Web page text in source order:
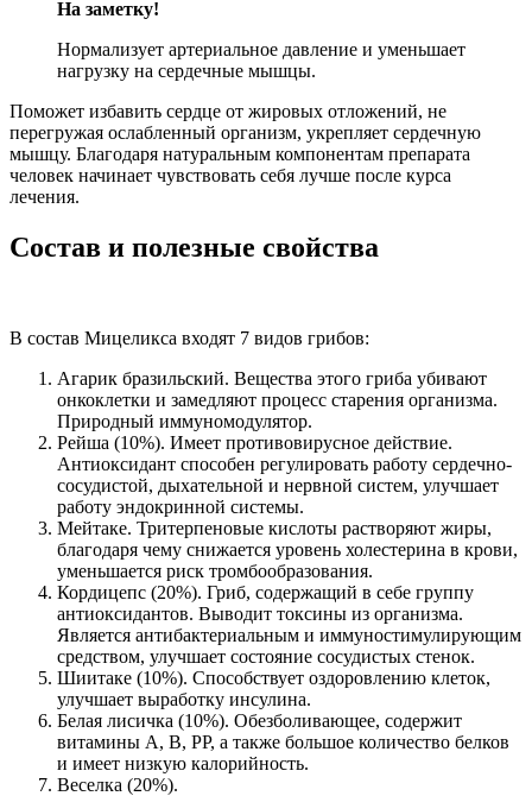
На заметку!
Нормализует артериальное давление и уменьшает
нагрузку на сердечные мышцы.
Поможет избавить сердце от жировых отложений, не
перегружая ослабленный организм, укрепляет сердечную
мышцу. Благодаря натуральным компонентам препарата
человек начинает чувствовать себя лучше после курса
лечения.
Состав и полезные свойства
В состав Мицеликса входят 7 видов грибов:
Агарик бразильский. Вещества этого гриба убивают
онкоклетки и замедляют процесс старения организма.
Природный иммуномодулятор.
Рейша (10%). Имеет противовирусное действие.
Антиоксидант способен регулировать работу сердечно-
сосудистой, дыхательной и нервной систем, улучшает
работу эндокринной системы.
Мейтаке. Тритерпеновые кислоты растворяют жиры,
благодаря чему снижается уровень холестерина в крови,
уменьшается риск тромбообразования.
Кордицепс (20%). Гриб, содержащий в себе группу
антиоксидантов. Выводит токсины из организма.
Является антибактериальным и иммуностимулирующим
средством, улучшает состояние сосудистых стенок.
Шиитаке (10%). Способствует оздоровлению клеток,
улучшает выработку инсулина.
Белая лисичка (10%). Обезболивающее, содержит
витамины А, В, РР, а также большое количество белков
и имеет низкую калорийность.
Веселка (20%).